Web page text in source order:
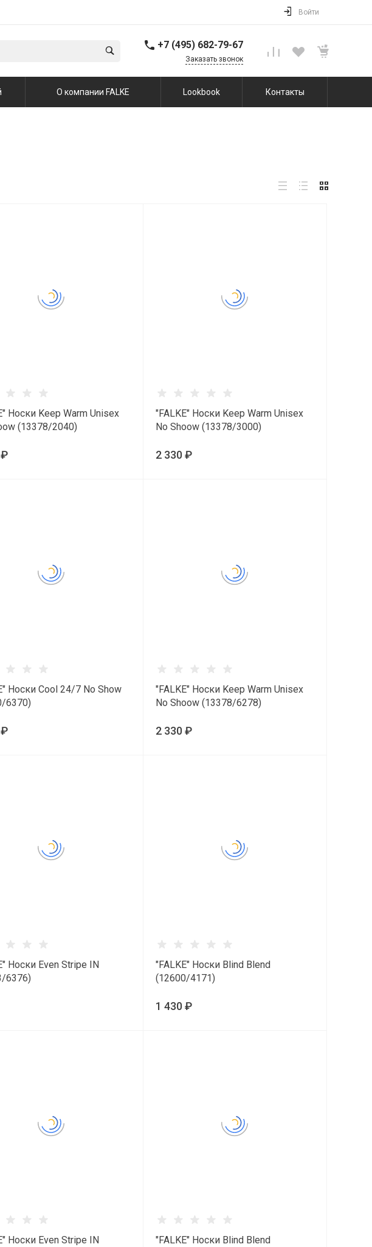
Войти
+7 (495) 682-79-67
Заказать звонок
О компании FALKE Lookbook Контакты
Носки Keep Warm Unisex
(13378/2040)
"FALKE" Носки Keep Warm Unisex
No Shoow (13378/3000)
2 330 ₽
Носки Cool 24/7 No Show
6370)
"FALKE" Носки Keep Warm Unisex
No Shoow (13378/6278)
2 330 ₽
Носки Even Stripe IN
6376)
"FALKE" Носки Blind Blend
(12600/4171)
1 430 ₽
Носки Even Stripe IN
"FALKE" Носки Blind Blend